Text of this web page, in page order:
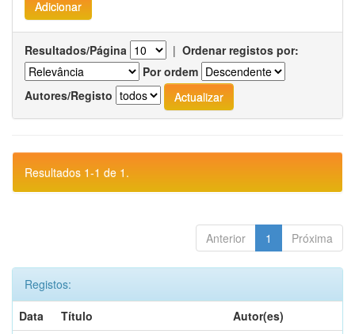
Resultados/Página | Ordenar registos por:
Por ordem
Autores/Registo
Resultados 1-1 de 1.
Anterior 1 Próxima
Registos:
Data
Título
Autor(es)